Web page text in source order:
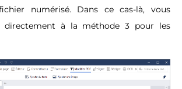
numérisé. Dans ce cas-là, vous
directement à la méthode 3 pour les